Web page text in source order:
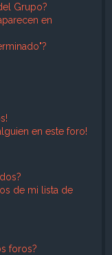
Grupo?
en
en este foro!
de mi lista de
foros?